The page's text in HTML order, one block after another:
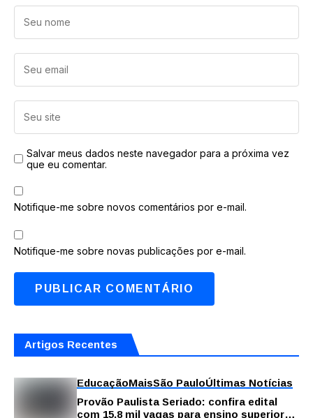
Salvar meus dados neste navegador para a próxima vez
que eu comentar.
Notifique-me sobre novos comentários por e-mail.
Notifique-me sobre novas publicações por e-mail.
Artigos Recentes
EducaçãoMaisSão PauloÚltimas Notícias
Provão Paulista Seriado: confira edital
com 15,8 mil vagas para ensino superior